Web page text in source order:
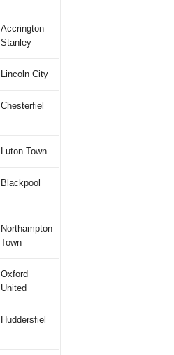
Accrington
Stanley
Lincoln City
Chesterfiel
Luton Town
Blackpool
Northampton
Town
Oxford
United
Huddersfiel